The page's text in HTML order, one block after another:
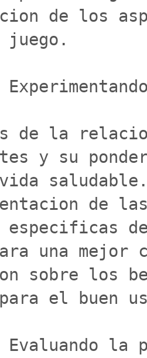
de los
juego.
de la
y su
de
una
sobre los
el buen
la